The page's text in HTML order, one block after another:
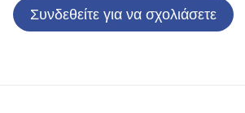
Συνδεθείτε για να σχολιάσετε